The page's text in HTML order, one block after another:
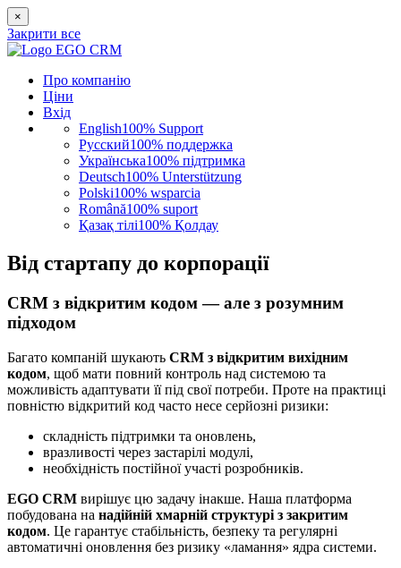
×
Закрити все
Про компанію
Ціни
Вхід
English100% Support
Русский100% поддержка
Українська100% підтримка
Deutsch100% Unterstützung
Polski100% wsparcia
Română100% suport
Қазақ тілі100% Қолдау
Від стартапу до корпорації
CRM з відкритим кодом — але з розумним
підходом
Багато компаній шукають CRM з відкритим вихідним
кодом, щоб мати повний контроль над системою та
можливість адаптувати її під свої потреби. Проте на практиці
повністю відкритий код часто несе серйозні ризики:
складність підтримки та оновлень,
вразливості через застарілі модулі,
необхідність постійної участі розробників.
EGO CRM вирішує цю задачу інакше. Наша платформа
побудована на надійній хмарній структурі з закритим
кодом. Це гарантує стабільність, безпеку та регулярні
автоматичні оновлення без ризику «ламання» ядра системи.